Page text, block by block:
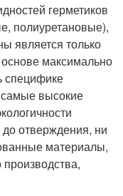
герметиков
полиуретановые),
является только
максимально
специфике
высокие
отверждения, ни
материалы,
производства,